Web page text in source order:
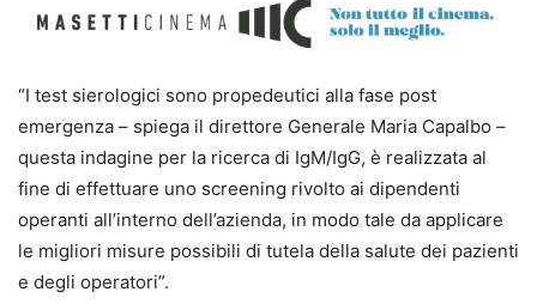
“I test sierologici sono propedeutici alla fase post
emergenza – spiega il direttore Generale Maria Capalbo –
questa indagine per la ricerca di IgM/IgG, è realizzata al
fine di effettuare uno screening rivolto ai dipendenti
operanti all’interno dell’azienda, in modo tale da applicare
le migliori misure possibili di tutela della salute dei pazienti
e degli operatori”.